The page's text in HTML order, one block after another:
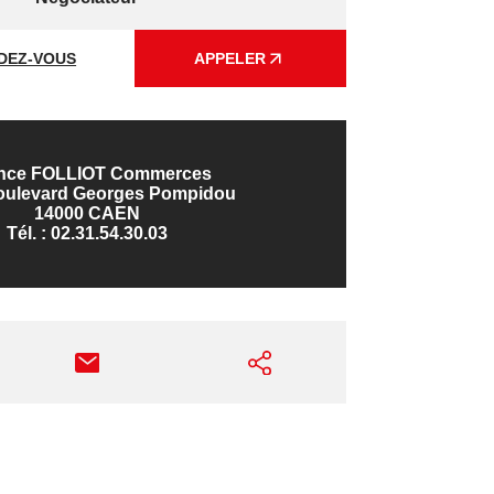
APPELER
VOUS
FOLLIOT Commerces
Georges Pompidou
14000 CAEN
Tél. : 02.31.54.30.03